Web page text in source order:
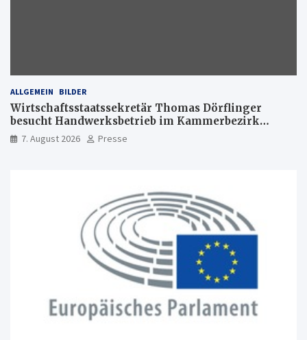
ALLGEMEIN BILDER
Wirtschaftsstaatssekretär Thomas Dörflinger
besucht Handwerksbetrieb im Kammerbezirk
Freiburg
7. August 2026 Presse